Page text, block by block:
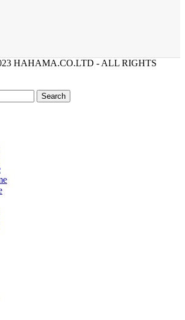
HAHAMA.CO.LTD - ALL RIGHTS
Search